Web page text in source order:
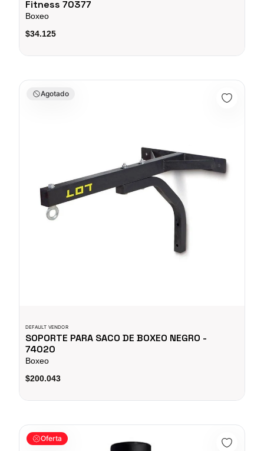
Fitness 70377
Boxeo
$34.125
SOPORTE PARA SACO DE BOXEO NEGRO - 74020
Agotado
DEFAULT VENDOR
SOPORTE PARA SACO DE BOXEO NEGRO -
74020
Boxeo
$200.043
SACO DE BOXEO DE PISO 170x58CM - 74019
Oferta